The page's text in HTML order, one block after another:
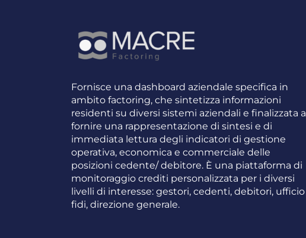
Fornisce una dashboard aziendale specifica in
ambito factoring, che sintetizza informazioni
residenti su diversi sistemi aziendali e finalizzata a
fornire una rappresentazione di sintesi e di
immediata lettura degli indicatori di gestione
operativa, economica e commerciale delle
posizioni cedente/ debitore. È una piattaforma di
monitoraggio crediti personalizzata per i diversi
livelli di interesse: gestori, cedenti, debitori, ufficio
fidi, direzione generale.